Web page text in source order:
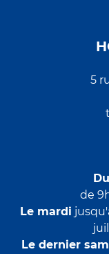
5
de
Le mardi
Le dernier